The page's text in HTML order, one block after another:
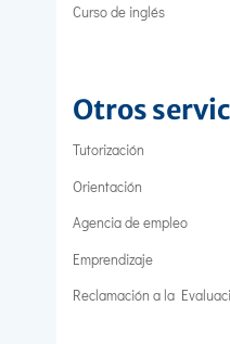
Curso de inglés
Otros
Tutorización
Orientación
Agencia de empleo
Emprendizaje
Reclamación a la